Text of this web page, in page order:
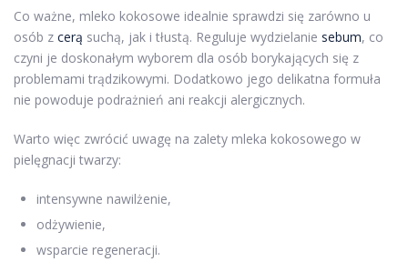
Co ważne, mleko kokosowe idealnie sprawdzi się zarówno u
osób z cerą suchą, jak i tłustą. Reguluje wydzielanie sebum, co
czyni je doskonałym wyborem dla osób borykających się z
problemami trądzikowymi. Dodatkowo jego delikatna formuła
nie powoduje podrażnień ani reakcji alergicznych.
Warto więc zwrócić uwagę na zalety mleka kokosowego w
pielęgnacji twarzy:
intensywne nawilżenie,
odżywienie,
wsparcie regeneracji.